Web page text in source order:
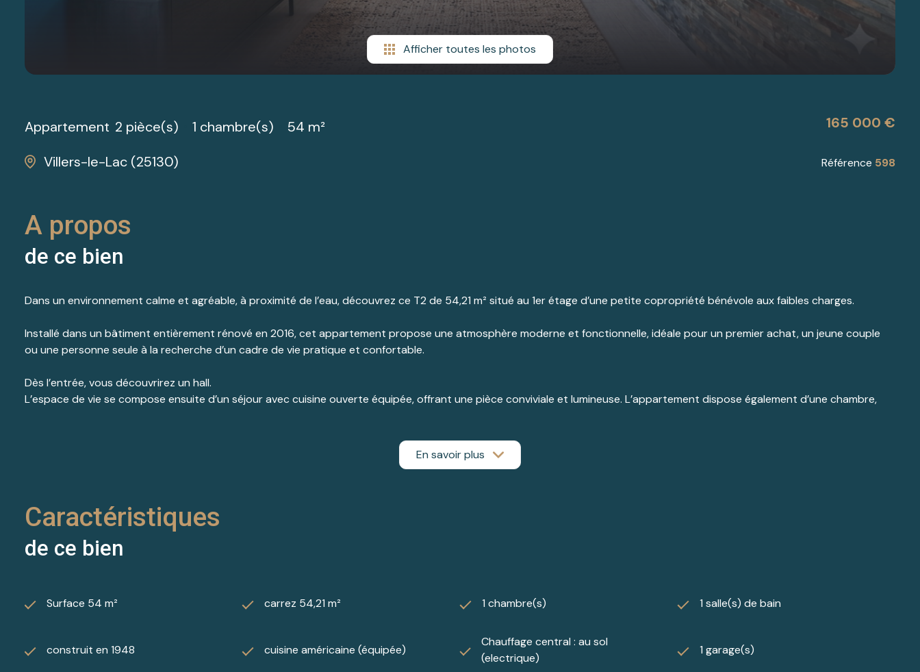
Afficher toutes les photos
Appartement 2 pièce(s) 1 chambre(s)
54 m²
Villers-le-Lac (25130)
165 000 €
Référence 598
A propos
de ce bien
Dans un environnement calme et agréable, à proximité de l’eau, découvrez ce T2 de 54,21 m² situé au 1er étage d’une petite copropriété bénévole aux faibles charges.
Installé dans un bâtiment entièrement rénové en 2016, cet appartement propose une atmosphère moderne et fonctionnelle, idéale pour un premier achat, un jeune couple
ou une personne seule à la recherche d’un cadre de vie pratique et confortable.
Dès l’entrée, vous découvrirez un hall.
L’espace de vie se compose ensuite d’un séjour avec cuisine ouverte équipée, offrant une pièce conviviale et lumineuse. L’appartement dispose également d’une chambre,
Le chauffage électrique au sol apporte un confort appréciable et le logement bénéficie d’un classement énergétique en D.
En complément, vous avez la possibilité d’acquérir un garage et une cave, bénéficiant d’un accès direct depuis l’appartement.
En savoir plus
Caractéristiques
de ce bien
Surface 54 m² carrez 54,21 m² 1 chambre(s) 1 salle(s) de bain
construit en 1948 cuisine américaine (équipée)
Chauffage central : au sol
(electrique)
1 garage(s)